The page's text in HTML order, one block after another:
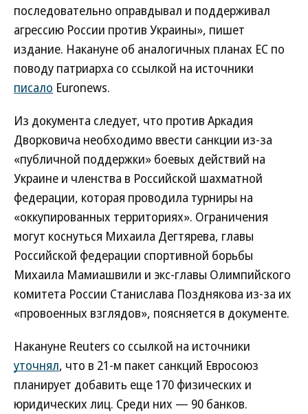
последовательно оправдывал и поддерживал
агрессию России против Украины», пишет
издание. Накануне об аналогичных планах ЕС по
поводу патриарха со ссылкой на источники
писало Euronews.
Из документа следует, что против Аркадия
Дворковича необходимо ввести санкции из-за
«публичной поддержки» боевых действий на
Украине и членства в Российской шахматной
федерации, которая проводила турниры на
«оккупированных территориях». Ограничения
могут коснуться Михаила Дегтярева, главы
Российской федерации спортивной борьбы
Михаила Мамиашвили и экс-главы Олимпийского
комитета России Станислава Позднякова из-за их
«провоенных взглядов», поясняется в документе.
Накануне Reuters со ссылкой на источники
уточнял, что в 21-м пакет санкций Евросоюз
планирует добавить еще 170 физических и
юридических лиц. Среди них — 90 банков.